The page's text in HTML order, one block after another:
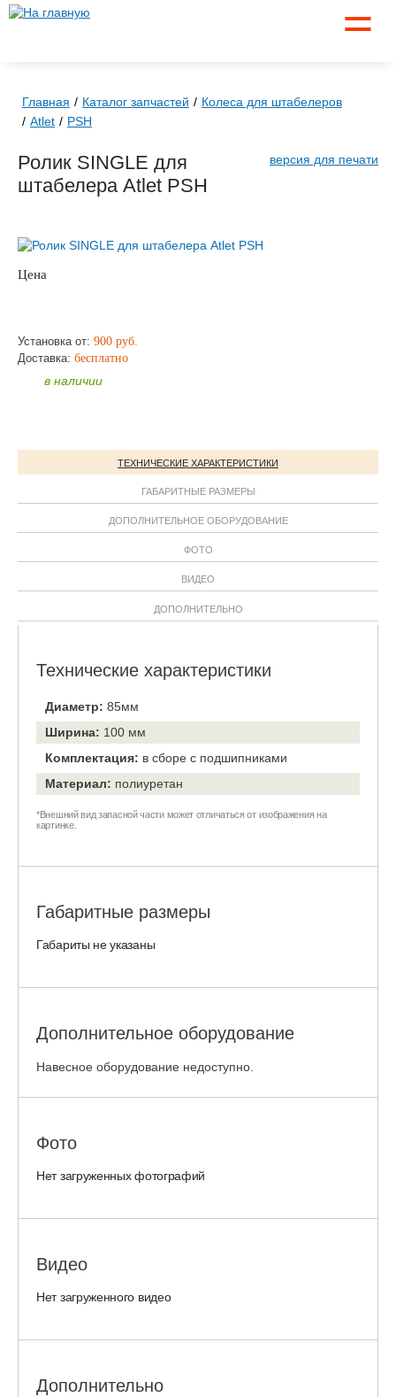
☰
Главная Каталог запчастей
Колеса для штабелеров
Atlet
PSH
версия для печати
Ролик SINGLE для
штабелера Atlet PSH
Цена
Установка от: 900 руб.
Доставка: бесплатно
в наличии
ТЕХНИЧЕСКИЕ ХАРАКТЕРИСТИКИ
ГАБАРИТНЫЕ РАЗМЕРЫ
ДОПОЛНИТЕЛЬНОЕ ОБОРУДОВАНИЕ
ФОТО
ВИДЕО
ДОПОЛНИТЕЛЬНО
Технические характеристики
Диаметр: 85мм
Ширина: 100 мм
Комплектация: в сборе с подшипниками
Материал: полиуретан
*Внешний вид запасной части может отличаться от изображения на
картинке.
Габаритные размеры
Габариты не указаны
Дополнительное оборудование
Навесное оборудование недоступно.
Фото
Нет загруженных фотографий
Видео
Нет загруженного видео
Дополнительно